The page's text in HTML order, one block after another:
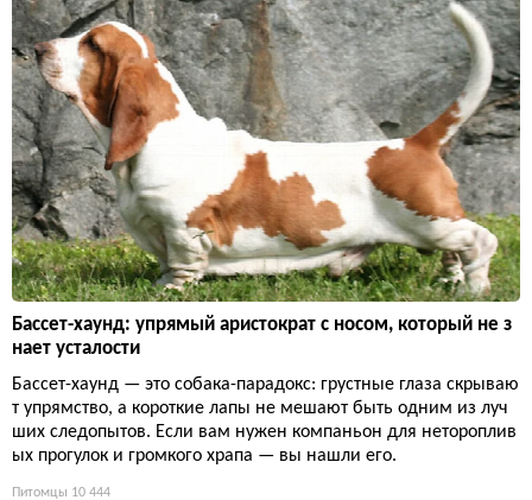
Бассет-хаунд: упрямый аристократ с носом, который не з
нает усталости
Бассет-хаунд — это собака-парадокс: грустные глаза скрываю
т упрямство, а короткие лапы не мешают быть одним из луч
ших следопытов. Если вам нужен компаньон для нетороплив
ых прогулок и громкого храпа — вы нашли его.
Питомцы 10 444